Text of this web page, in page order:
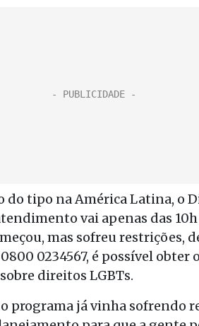
do tipo na América Latina, o
vai apenas das 10h
mas sofreu restrições,
0234567, é possível obter
direitos LGBTs.
programa já vinha sofrendo